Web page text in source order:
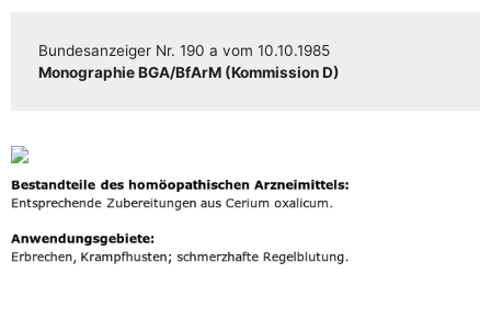
Bun­des­an­zei­ger Nr. 190 a vom 10.10.1985
Mono­gra­phie BGA/​​BfArM (Kom­mis­si­on D)